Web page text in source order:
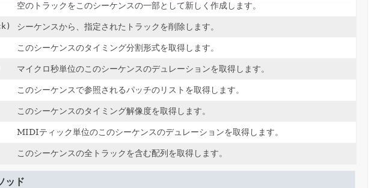
空のトラックをこのシーケンスの一部として新しく作成します。
シーケンスから、指定されたトラックを削除します。
このシーケンスのタイミング分割形式を取得します。
マイクロ秒単位のこのシーケンスのデュレーションを取得します。
このシーケンスで参照されるパッチのリストを取得します。
このシーケンスのタイミング解像度を取得します。
MIDIティック単位のこのシーケンスのデュレーションを取得します。
このシーケンスの全トラックを含む配列を取得します。
ッド